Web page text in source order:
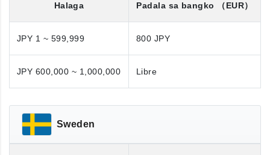
Halaga Padala sa bangko （EUR）
JPY 1 ~ 599,999 800 JPY
JPY 600,000 ~ 1,000,000 Libre
Sweden